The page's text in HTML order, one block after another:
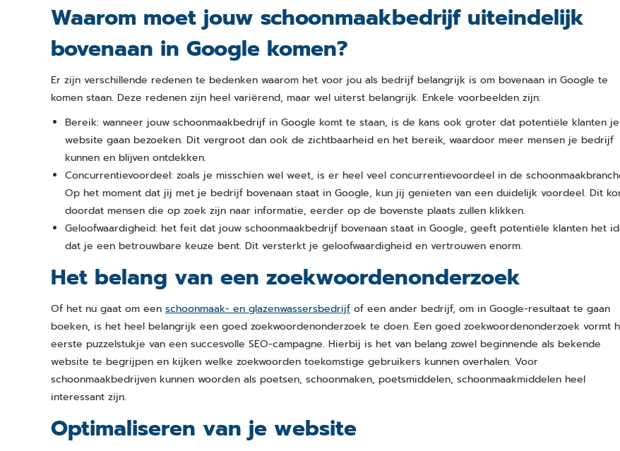
Waarom moet jouw schoonmaakbedrijf uiteindelijk
bovenaan in Google komen?
Er zijn verschillende redenen te bedenken waarom het voor jou als bedrijf belangrijk is om bovenaan in Google te
komen staan. Deze redenen zijn heel variërend, maar wel uiterst belangrijk. Enkele voorbeelden zijn:
Bereik: wanneer jouw schoonmaakbedrijf in Google komt te staan, is de kans ook groter dat potentiële klanten je
website gaan bezoeken. Dit vergroot dan ook de zichtbaarheid en het bereik, waardoor meer mensen je bedrijf
kunnen en blijven ontdekken.
Concurrentievoordeel: zoals je misschien wel weet, is er heel veel concurrentievoordeel in de
Op het moment dat jij met je bedrijf bovenaan staat in Google, kun jij genieten van een duidelijk voordeel. Dit
doordat mensen die op zoek zijn naar informatie, eerder op de bovenste plaats zullen klikken.
Geloofwaardigheid: het feit dat jouw schoonmaakbedrijf bovenaan staat in Google, geeft potentiële klanten het
dat je een betrouwbare keuze bent. Dit versterkt je geloofwaardigheid en vertrouwen enorm.
Het belang van een zoekwoordenonderzoek
Of het nu gaat om een schoonmaak- en glazenwassersbedrijf of een ander bedrijf, om in Google-resultaat te gaan
boeken, is het heel belangrijk een goed zoekwoordenonderzoek te doen. Een goed zoekwoordenonderzoek vormt
eerste puzzelstukje van een succesvolle SEO-campagne. Hierbij is het van belang zowel beginnende als bekende
website te begrijpen en kijken welke zoekwoorden toekomstige gebruikers kunnen overhalen. Voor
schoonmaakbedrijven kunnen woorden als poetsen, schoonmaken, poetsmiddelen, schoonmaakmiddelen heel
interessant zijn.
Optimaliseren van je website